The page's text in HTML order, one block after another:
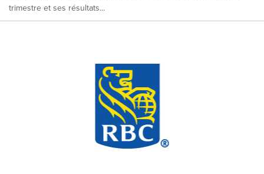
trimestre et ses résultats...